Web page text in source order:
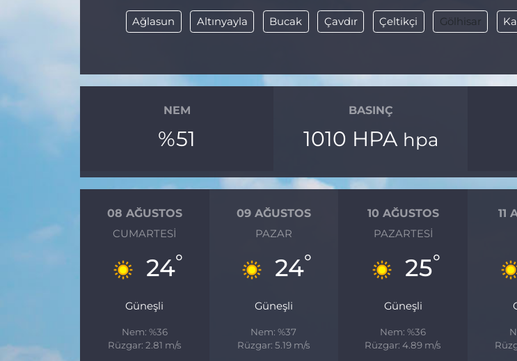
Ağlasun Altınyayla Bucak Çavdır Çeltikçi Gölhisar
NEM
%51
BASINÇ
1010 HPA hpa
08 AĞUSTOS
CUMARTESI
24°
Güneşli
Nem: %36
Rüzgar: 2.81 m/s
09 AĞUSTOS
PAZAR
24°
Güneşli
Nem: %37
Rüzgar: 5.19 m/s
10 AĞUSTOS
PAZARTESI
25°
Güneşli
Nem: %36
Rüzgar: 4.89 m/s
11